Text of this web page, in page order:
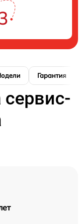
Гарантия